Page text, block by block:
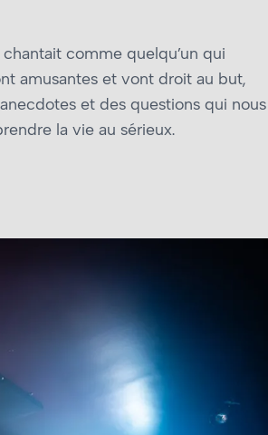
comme quelqu’un qui
amusantes et vont droit au but,
et des questions qui nous
la vie au sérieux.